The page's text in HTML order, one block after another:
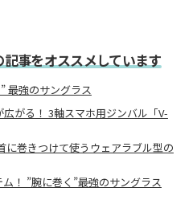
事をオススメしています
最強のサングラス
がる！ 3軸スマホ用ジンバル「V-
に巻きつけて使うウェアラブル型の
！ ”腕に巻く”最強のサングラス